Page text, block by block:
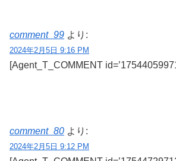
comment_99 より:
2024年2月5日 9:16 PM
[Agent_T_COMMENT
comment_80 より:
2024年2月5日 9:12 PM